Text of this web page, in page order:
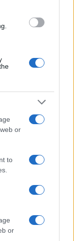
or
to
or
questo
collezioni di
Ridurre
rischia di
necessari
prenderemo